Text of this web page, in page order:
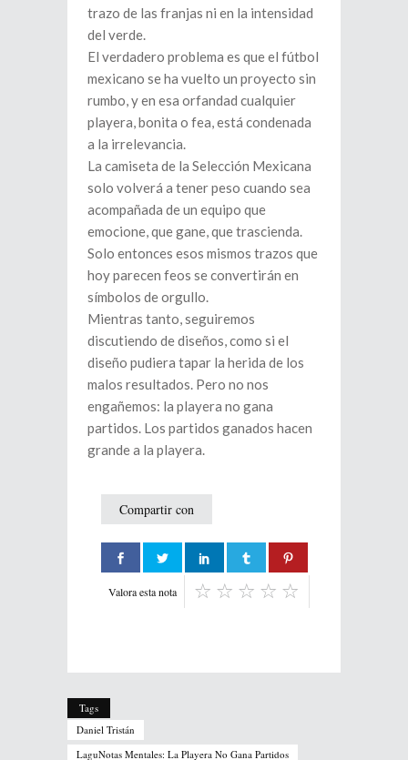
trazo de las franjas ni en la intensidad
del verde.
El verdadero problema es que el fútbol
mexicano se ha vuelto un proyecto sin
rumbo, y en esa orfandad cualquier
playera, bonita o fea, está condenada
a la irrelevancia.
La camiseta de la Selección Mexicana
solo volverá a tener peso cuando sea
acompañada de un equipo que
emocione, que gane, que trascienda.
Solo entonces esos mismos trazos que
hoy parecen feos se convertirán en
símbolos de orgullo.
Mientras tanto, seguiremos
discutiendo de diseños, como si el
diseño pudiera tapar la herida de los
malos resultados. Pero no nos
engañemos: la playera no gana
partidos. Los partidos ganados hacen
grande a la playera.
Compartir con
Valora esta nota
Tags
Daniel Tristán
LaguNotas Mentales: La Playera No Gana Partidos